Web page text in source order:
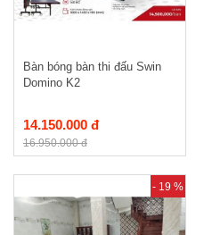
Bàn bóng bàn thi đấu Swin
Domino K2
14.150.000 đ
16.950.000 đ
- 19 %